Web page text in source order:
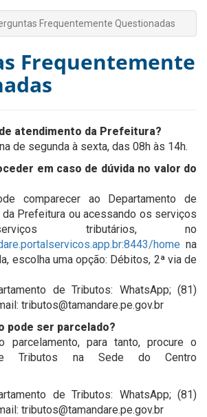
Frequentemente Questionadas
Frequentemente
atendimento da Prefeitura?
de segunda à sexta, das 08h às 14h.
em caso de dúvida no valor do
comparecer ao Departamento de
Prefeitura ou acessando os serviços
tributários, no
home na
escolha uma opção: Débitos, 2ª via de
de Tributos: WhatsApp; (81)
tributos@tamandare.pe.gov.br
pode ser parcelado?
para tanto, procure o
Tributos na Sede do Centro
de Tributos: WhatsApp; (81)
tributos@tamandare.pe.gov.br